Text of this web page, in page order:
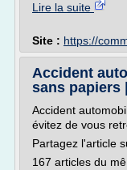
Lire la suite
Site : https://
Accident
sans papiers
Accident
évitez de vous
Partagez l'article
167 articles du